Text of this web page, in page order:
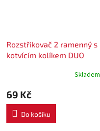
Rozstřikovač 2 ramenný s
kotvícím kolíkem DUO
Skladem
69 Kč
Do košíku